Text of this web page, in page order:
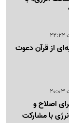
از قرآن دعوت
اصلاح و
با مشارکت